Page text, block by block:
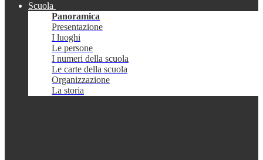
Scuola
Panoramica
Presentazione
I luoghi
Le persone
I numeri della scuola
Le carte della scuola
Organizzazione
La storia